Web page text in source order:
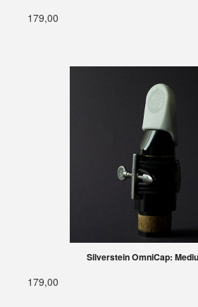
179,00
Silverstein OmniCap:
179,00